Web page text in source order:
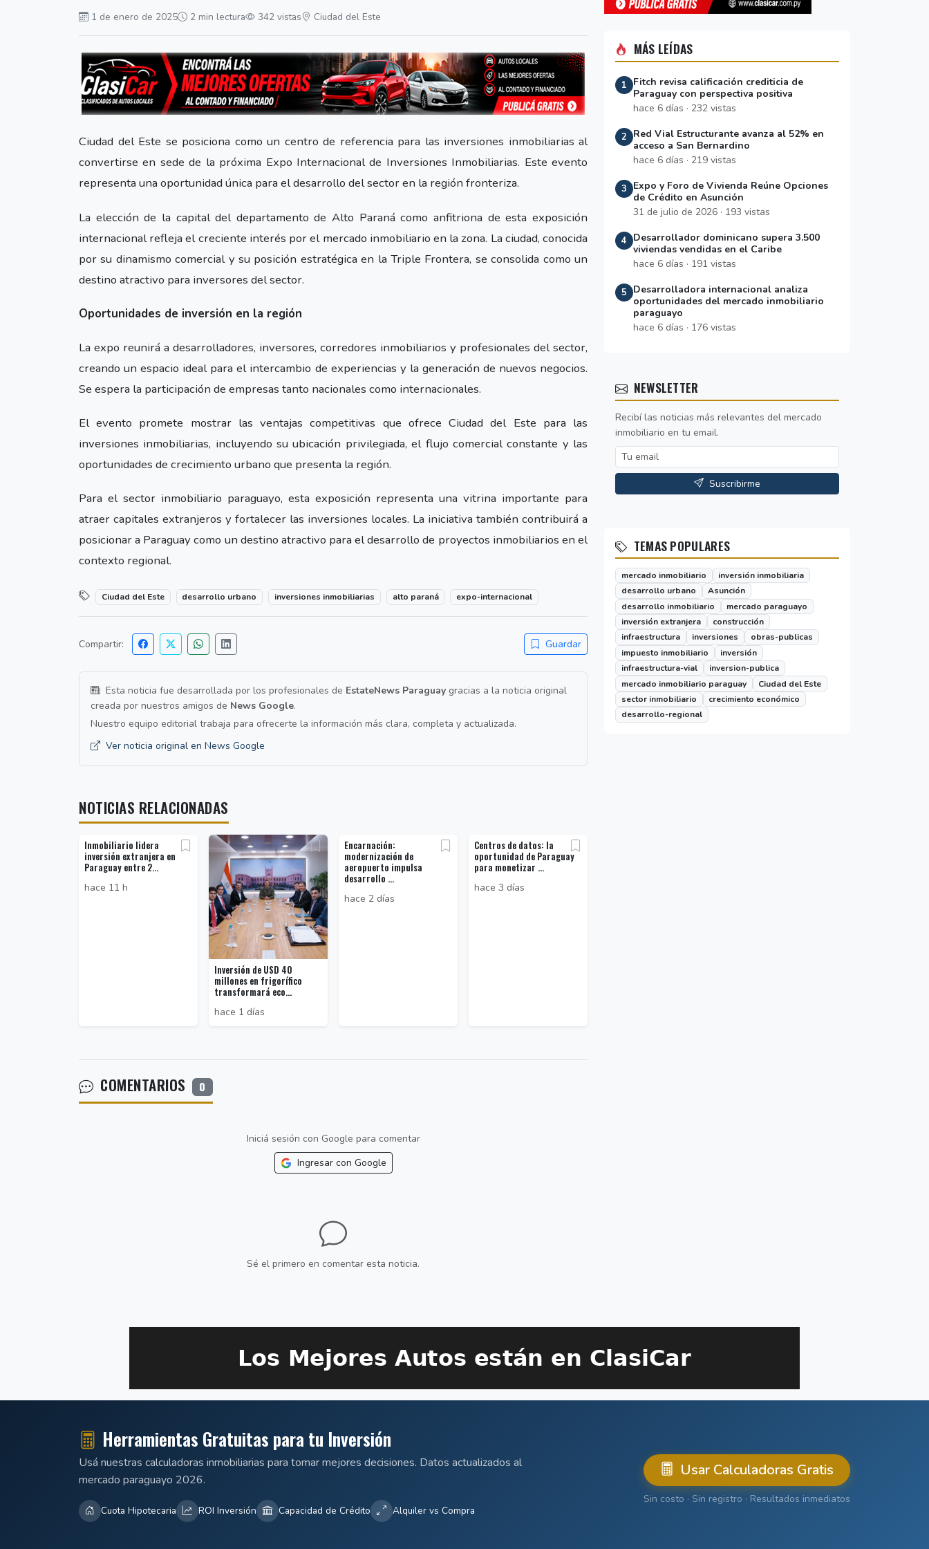
1 de enero de 2025 2 min lectura 342 vistas Ciudad del Este
Ciudad del Este se posiciona como un centro de referencia para las inversiones inmobiliarias al
convertirse en sede de la próxima Expo Internacional de Inversiones Inmobiliarias. Este evento
representa una oportunidad única para el desarrollo del sector en la región fronteriza.
La elección de la capital del departamento de Alto Paraná como anfitriona de esta exposición
internacional refleja el creciente interés por el mercado inmobiliario en la zona. La ciudad, conocida
por su dinamismo comercial y su posición estratégica en la Triple Frontera, se consolida como un
destino atractivo para inversores del sector.
Oportunidades de inversión en la región
La expo reunirá a desarrolladores, inversores, corredores inmobiliarios y profesionales del sector,
creando un espacio ideal para el intercambio de experiencias y la generación de nuevos negocios.
Se espera la participación de empresas tanto nacionales como internacionales.
El evento promete mostrar las ventajas competitivas que ofrece Ciudad del Este para las
inversiones inmobiliarias, incluyendo su ubicación privilegiada, el flujo comercial constante y las
oportunidades de crecimiento urbano que presenta la región.
Para el sector inmobiliario paraguayo, esta exposición representa una vitrina importante para
atraer capitales extranjeros y fortalecer las inversiones locales. La iniciativa también contribuirá a
posicionar a Paraguay como un destino atractivo para el desarrollo de proyectos inmobiliarios en el
contexto regional.
Ciudad del Este desarrollo urbano inversiones inmobiliarias alto paraná expo-internacional
Compartir: Guardar
Esta noticia fue desarrollada por los profesionales de EstateNews Paraguay gracias a la noticia original
creada por nuestros amigos de News Google.
Nuestro equipo editorial trabaja para ofrecerte la información más clara, completa y actualizada.
Ver noticia original en News Google
NOTICIAS RELACIONADAS
Inmobiliario lidera
inversión extranjera en
Paraguay entre 2...
hace 11 h
Inversión de USD 40
millones en frigorífico
transformará eco...
hace 1 días
Encarnación:
modernización de
aeropuerto impulsa
desarrollo ...
hace 2 días
Centros de datos: la
oportunidad de Paraguay
para monetizar ...
hace 3 días
COMENTARIOS 0
Iniciá sesión con Google para comentar
Ingresar con Google
Sé el primero en comentar esta noticia.
MÁS LEÍDAS
1
Fitch revisa calificación crediticia de
Paraguay con perspectiva positiva
hace 6 días · 232 vistas
2
Red Vial Estructurante avanza al 52% en
acceso a San Bernardino
hace 6 días · 219 vistas
3
Expo y Foro de Vivienda Reúne Opciones
de Crédito en Asunción
31 de julio de 2026 · 193 vistas
4
Desarrollador dominicano supera 3.500
viviendas vendidas en el Caribe
hace 6 días · 191 vistas
5
Desarrolladora internacional analiza
oportunidades del mercado inmobiliario
paraguayo
hace 6 días · 176 vistas
NEWSLETTER
Recibí las noticias más relevantes del mercado
inmobiliario en tu email.
Suscribirme
TEMAS POPULARES
mercado inmobiliario
inversión inmobiliaria
desarrollo urbano
Asunción
desarrollo inmobiliario
mercado paraguayo
inversión extranjera
construcción
infraestructura
inversiones
obras-publicas
impuesto inmobiliario
inversión
infraestructura-vial
inversion-publica
mercado inmobiliario paraguay
Ciudad del Este
sector inmobiliario
crecimiento económico
desarrollo-regional
Herramientas Gratuitas para tu Inversión
Usá nuestras calculadoras inmobiliarias para tomar mejores decisiones. Datos actualizados al
mercado paraguayo 2026.
Cuota Hipotecaria ROI Inversión Capacidad de Crédito Alquiler vs Compra
Usar Calculadoras Gratis
Sin costo · Sin registro · Resultados inmediatos